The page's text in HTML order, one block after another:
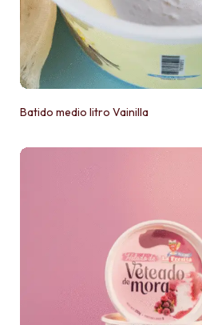
Batido medio litro Vainilla